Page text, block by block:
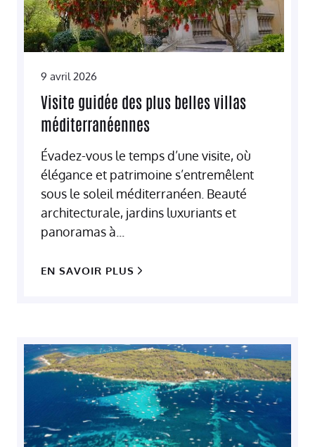
9 avril 2026
Visite guidée des plus belles villas
méditerranéennes
Évadez-vous le temps d’une visite, où
élégance et patrimoine s’entremêlent
sous le soleil méditerranéen. Beauté
architecturale, jardins luxuriants et
panoramas à...
EN SAVOIR PLUS